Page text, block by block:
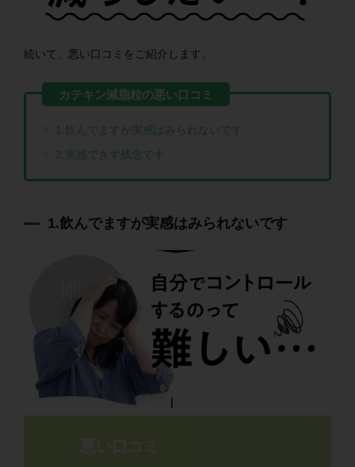
続いて、悪い口コミをご紹介します。
1.飲んでますが実感はみられないです
2.実感できず残念です
1.飲んでますが実感はみられないです